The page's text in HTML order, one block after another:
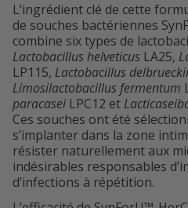
L’ingrédient clé de cette
de souches bactériennes
combine six types de
Lactobacillus helveticus LA25,
LP115, Lactobacillus
Limosilactobacillus fermentum
paracasei LPC12 et
Ces souches ont été
s’implanter dans la zone
résister naturellement aux
indésirables responsables
d’infections à répétition.